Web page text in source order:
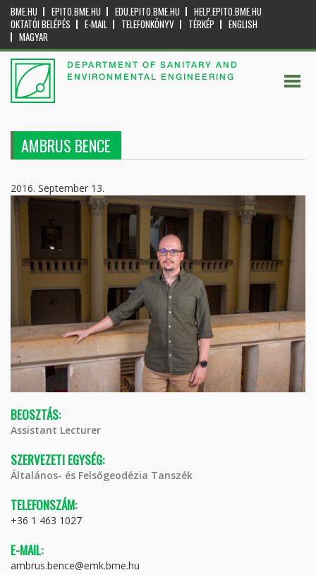
BME.HU EPITO.BME.HU EDU.EPITO.BME.HU
HELP.EPITO.BME.HU
OKTATÓI BELÉPÉS
E-MAIL TELEFONKÖNYV TÉRKÉP
ENGLISH
MAGYAR
DEPARTMENT OF SANITARY AND
ENVIRONMENTAL ENGINEERING
AMBRUS BENCE
2016. September 13.
BEOSZTÁS:
Assistant Lecturer
SZERVEZETI EGYSÉG:
Általános- és Felsőgeodézia Tanszék
TELEFONSZÁM:
+36 1 463 1027
E-MAIL:
ambrus.bence@emk.bme.hu